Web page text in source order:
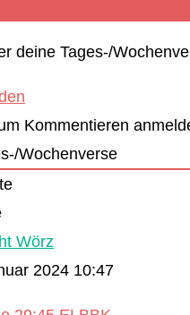
deine Tages-/
Kommentieren
Wochenverse
Wörz
2024 10:47